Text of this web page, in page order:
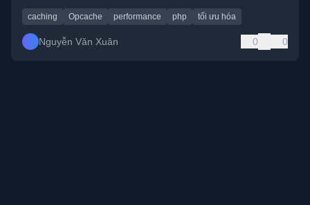
caching Opcache performance php tối ưu hóa
Nguyễn Văn Xuân 0 0